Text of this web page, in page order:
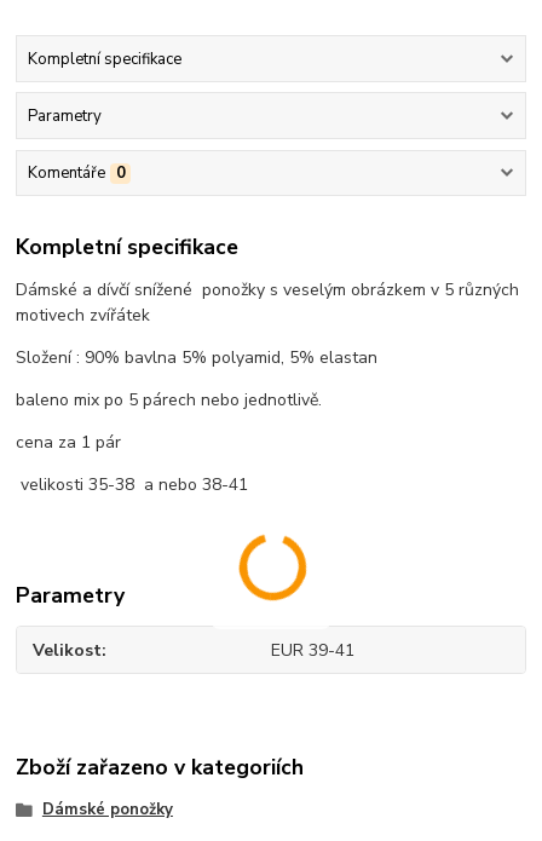
Kompletní specifikace
Parametry
Komentáře 0
Kompletní specifikace
Dámské a dívčí snížené ponožky s veselým obrázkem v 5 různých
motivech zvířátek
Složení : 90% bavlna 5% polyamid, 5% elastan
baleno mix po 5 párech nebo jednotlivě.
cena za 1 pár
velikosti 35-38 a nebo 38-41
Parametry
Velikost EUR 39-41
Zboží zařazeno v kategoriích
Dámské ponožky